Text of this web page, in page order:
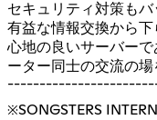
セキュリティ対策もバ
有益な情報交換から
心地の良いサーバー
ーター同士の交流の場
※SONGSTERS